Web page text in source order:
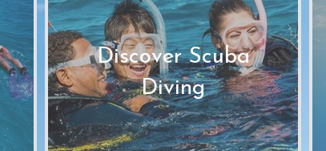
Discover Scuba
Diving